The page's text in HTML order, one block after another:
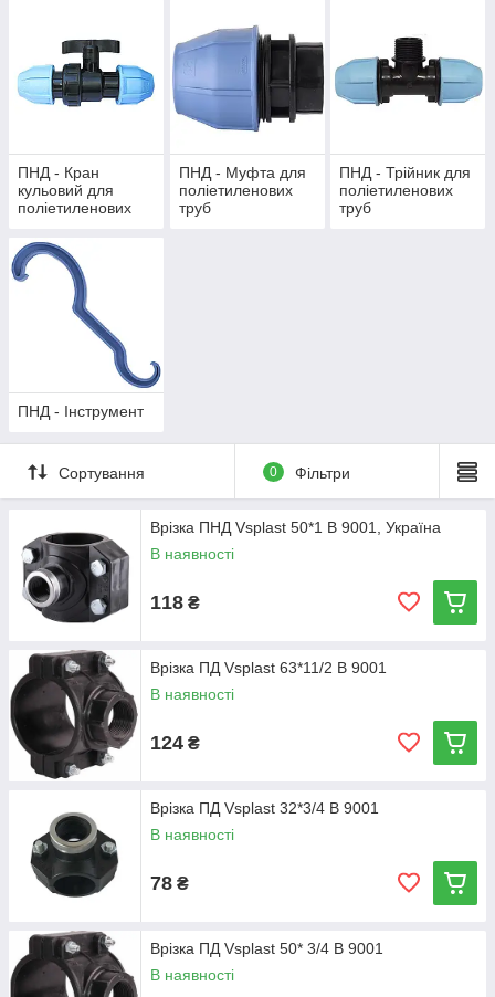
ПНД - Кран
кульовий для
поліетиленових
ПНД - Муфта для
поліетиленових
труб
ПНД - Трійник для
поліетиленових
труб
ПНД - Інструмент
Сортування 0 Фільтри
Врізка ПНД Vsplast 50*1 В 9001, Україна
В наявності
118 ₴
Врізка ПД Vsplast 63*11/2 В 9001
В наявності
124 ₴
Врізка ПД Vsplast 32*3/4 В 9001
В наявності
78 ₴
Врізка ПД Vsplast 50* 3/4 В 9001
В наявності